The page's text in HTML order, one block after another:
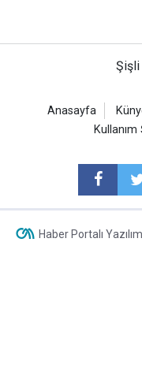
Anasayfa
Kullanım
Haber Portalı